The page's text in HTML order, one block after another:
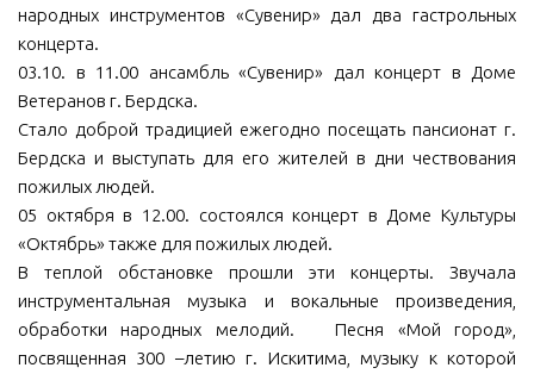
Противодействие коррупции
Отчеты о деятельности
МБУ Дом культуры «Молодость»
МБУ Дом культуры «Октябрь»
МБОУ ДО «Детская школа искусств»
МБОУ ДО «Детская музыкальная школа»
музей»
МБУ Парк культуры и отдыха им. И.В. Коротеева
народных инструментов «Сувенир» дал два гастрольных
концерта.
03.10. в 11.00 ансамбль «Сувенир» дал концерт в Доме
Ветеранов г. Бердска.
Стало доброй традицией ежегодно посещать пансионат г.
Бердска и выступать для его жителей в дни чествования
пожилых людей.
05 октября в 12.00. состоялся концерт в Доме Культуры
«Октябрь» также для пожилых людей.
В теплой обстановке прошли эти концерты. Звучала
инструментальная музыка и вокальные произведения,
обработки народных мелодий. Песня «Мой город»,
посвященная 300 –летию г. Искитима, музыку к которой